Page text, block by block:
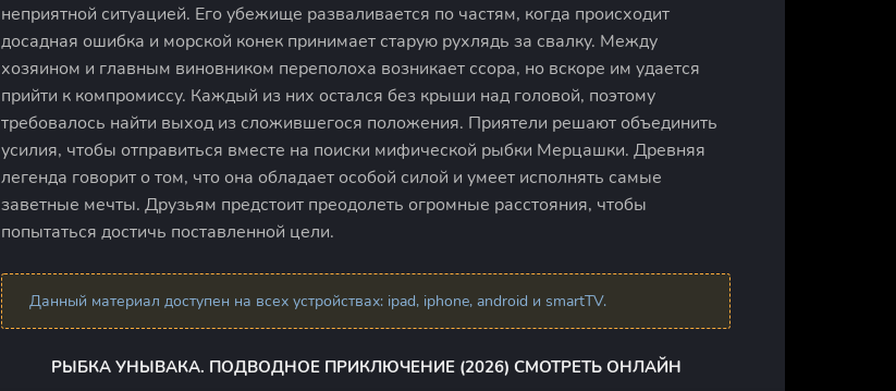
неприятной ситуацией. Его убежище разваливается по частям, когда происходит
досадная ошибка и морской конек принимает старую рухлядь за свалку. Между
хозяином и главным виновником переполоха возникает ссора, но вскоре им удается
прийти к компромиссу. Каждый из них остался без крыши над головой, поэтому
требовалось найти выход из сложившегося положения. Приятели решают объединить
усилия, чтобы отправиться вместе на поиски мифической рыбки Мерцашки. Древняя
легенда говорит о том, что она обладает особой силой и умеет исполнять самые
заветные мечты. Друзьям предстоит преодолеть огромные расстояния, чтобы
попытаться достичь поставленной цели.
Данный материал доступен на всех устройствах: ipad, iphone, android и smartTV.
РЫБКА УНЫВАКА. ПОДВОДНОЕ ПРИКЛЮЧЕНИЕ (2026) СМОТРЕТЬ ОНЛАЙН